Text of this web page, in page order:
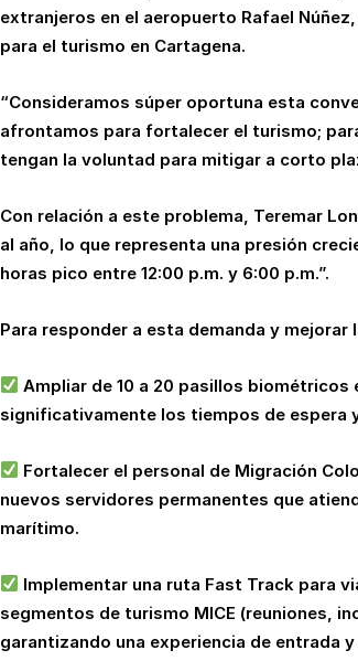
extranjeros en el aeropuerto Rafael
para el turismo en Cartagena.
“Consideramos súper oportuna esta
afrontamos para fortalecer el turismo;
tengan la voluntad para mitigar a corto
Con relación a este problema, Teremar
al año, lo que representa una presión
horas pico entre 12:00 p.m. y 6:00 p.m.”.
Para responder a esta demanda y
Ampliar de 10 a 20 pasillos
significativamente los tiempos de espera
Fortalecer el personal de Migración
nuevos servidores permanentes que
marítimo.
Implementar una ruta Fast Track para
segmentos de turismo MICE (reuniones,
garantizando una experiencia de entrada